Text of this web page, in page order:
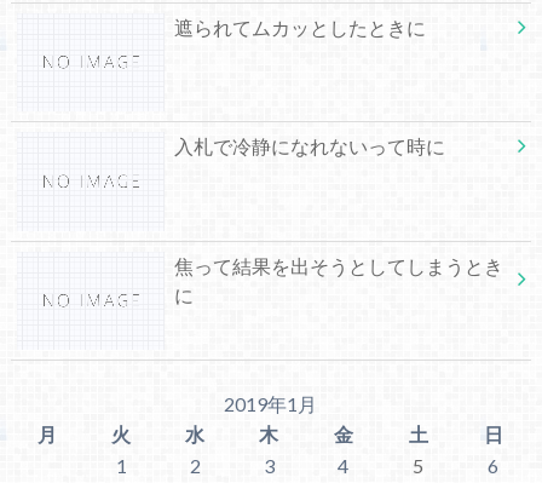
遮られてムカッとしたときに
入札で冷静になれないって時に
焦って結果を出そうとしてしまうとき
に
2019年1月
月
火 水 木 金 土
日
1
2 3 4 5
6